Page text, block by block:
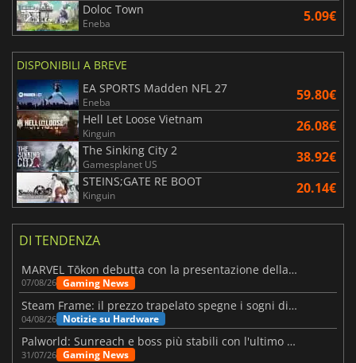
Doloc Town
Eneba 5.09€
DISPONIBILI A BREVE
EA SPORTS Madden NFL 27
Eneba 59.80€
Hell Let Loose Vietnam
Kinguin 26.08€
The Sinking City 2
Gamesplanet US 38.92€
STEINS;GATE RE BOOT
Kinguin 20.14€
DI TENDENZA
MARVEL Tōkon debutta con la presentazione della roadmap per il primo anno
07/08/26 Gaming News
Steam Frame: il prezzo trapelato spegne i sogni di un VR economico
04/08/26 Notizie su Hardware
Palworld: Sunreach e boss più stabili con l'ultimo update
31/07/26 Gaming News